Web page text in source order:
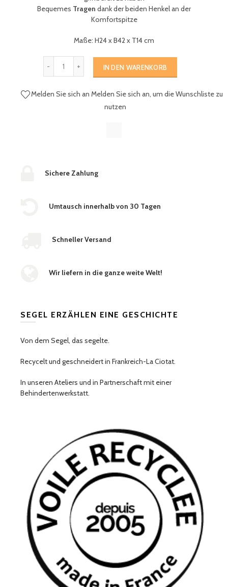
Bequemes Tragen dank der beiden Henkel an der
Komfortspitze
Maße: H24 x B42 x T14 cm
IN DEN WARENKORB
Melden Sie sich an Melden Sie sich an, um die Wunschliste zu
nutzen
Sichere Zahlung
Umtausch innerhalb von 30 Tagen
Schneller Versand
Wir liefern in die ganze weite Welt!
SEGEL ERZÄHLEN EINE GESCHICHTE
Von dem Segel, das segelte.
Recycelt und geschneidert in Frankreich-La Ciotat.
In unseren Ateliers und in Partnerschaft mit einer
Behindertenwerkstatt.